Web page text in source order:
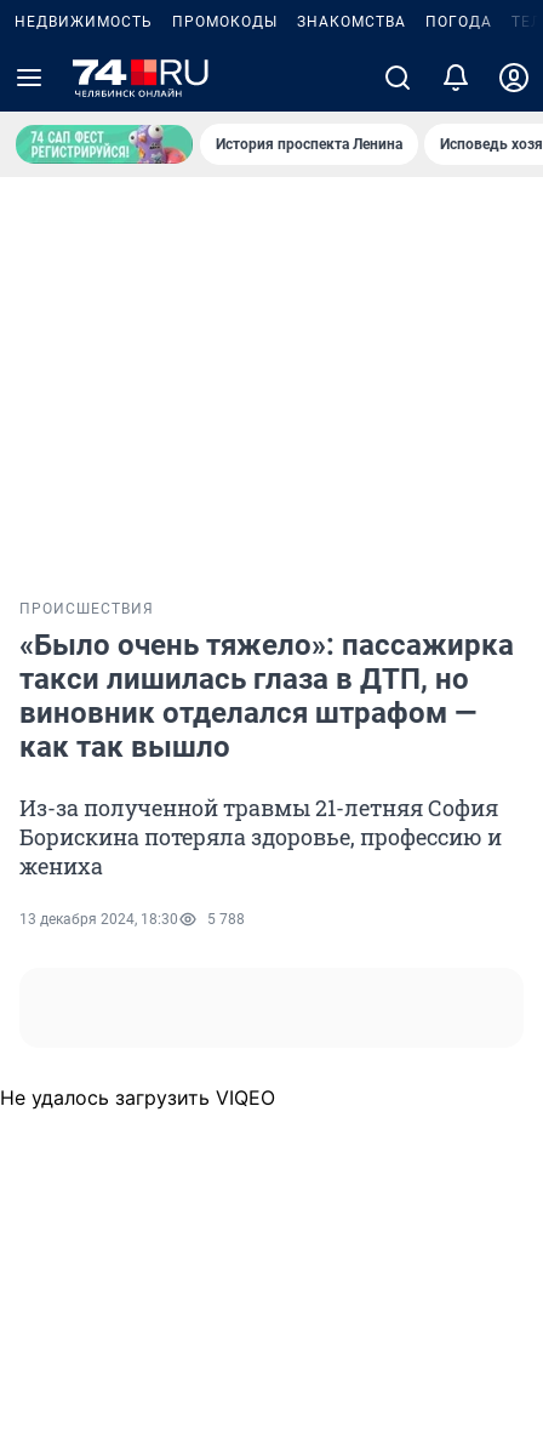
НЕДВИЖИМОСТЬ ПРОМОКОДЫ ЗНАКОМСТВА ПОГОДА
История проспекта Ленина Исповедь
ПРОИСШЕСТВИЯ
«Было очень тяжело»: пассажирка
такси лишилась глаза в ДТП, но
виновник отделался штрафом —
как так вышло
Из-за полученной травмы 21-летняя София
Борискина потеряла здоровье, профессию и
жениха
13 декабря 2024, 18:30 5 788
Не удалось загрузить VIQEO